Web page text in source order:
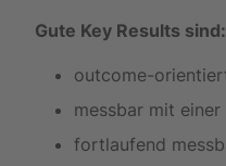
Gute Key Results sind:
outcome-
messbar mit
fortlaufend